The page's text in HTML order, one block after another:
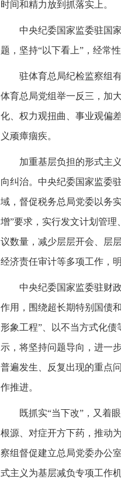
时间和精力放到抓落实上。
中央纪委国家监委驻国
题，坚持“以下看上”，经常
驻体育总局纪检监察组
体育总局党组举一反三，加
化、权力观扭曲、事业观偏
义顽瘴痼疾。
加重基层负担的形式主
向纠治。中央纪委国家监委
域，督促税务总局党委以务
增”要求，实行发文计划管
议数量，减少层层开会、层
经济责任审计等多项工作，
中央纪委国家监委驻财
作用，围绕超长期特别国债
形象工程”、以不当方式化
示，将坚持问题导向，进一
普遍发生、反复出现的重点
作推进。
既抓实“当下改”，又着
根源、对症开方下药，推动
察组督促建立总局党委办公
式主义为基层减负专项工作